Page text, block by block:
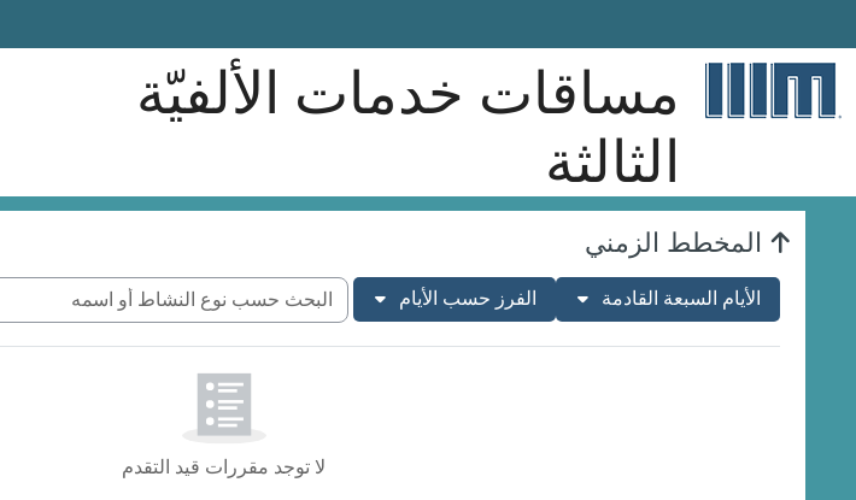
مساقات خدمات الألفيّة
الثالثة
الكتل
المخطط الزمني
الأيام السبعة القادمة الفرز حسب الأيام
البحث حسب نوع النشاط أو اسمه
لا توجد مقررات قيد التقدم